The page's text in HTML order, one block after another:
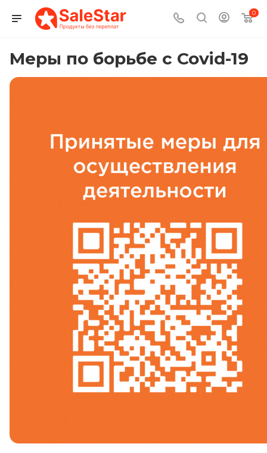
0
Меры по борьбе с Covid-19